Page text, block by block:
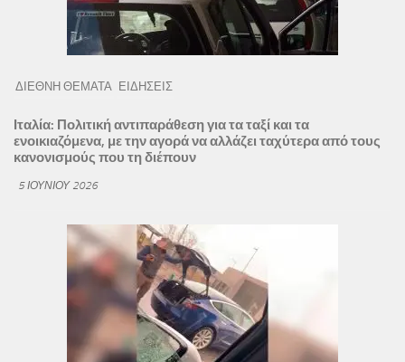
ΔΙΕΘΝΗ ΘΕΜΑΤΑ ΕΙΔΗΣΕΙΣ
Ιταλία: Πολιτική αντιπαράθεση για τα ταξί και τα
ενοικιαζόμενα, με την αγορά να αλλάζει ταχύτερα από τους
κανονισμούς που τη διέπουν
5 ΙΟΥΝΊΟΥ 2026